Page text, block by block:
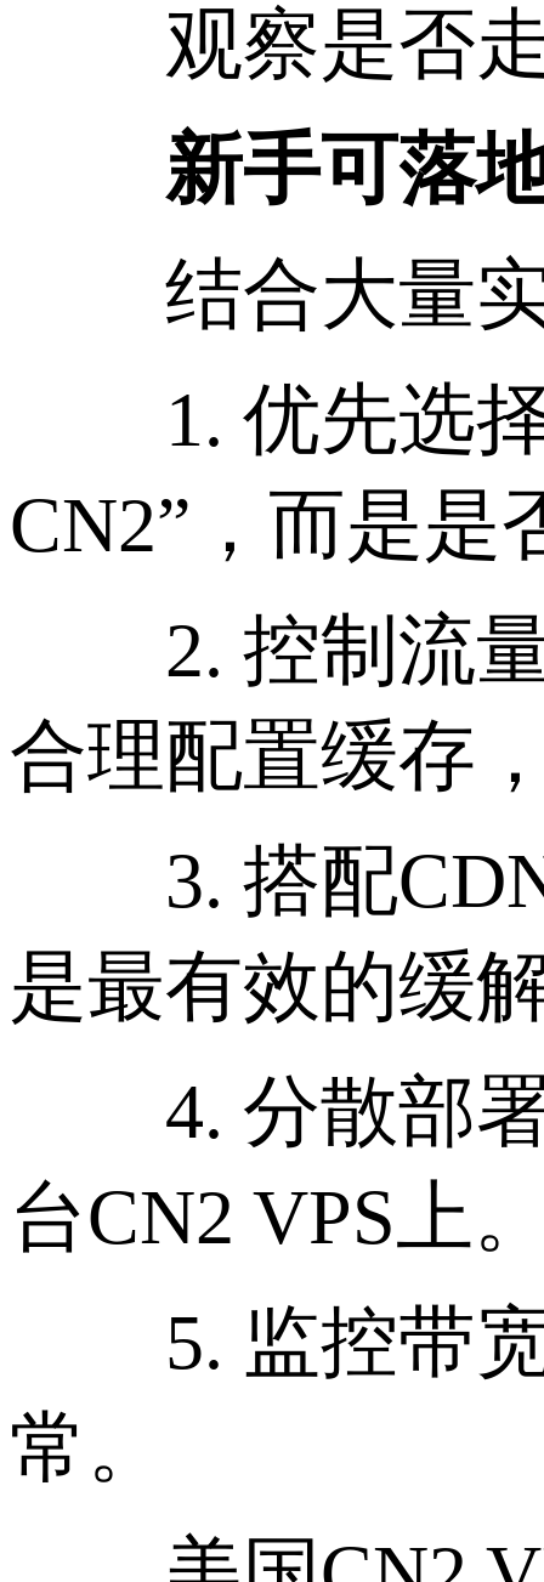
观察是否走
新手可落地
结合大量实
1. 优先选择
CN2”，而是是
2. 控制流量
合理配置缓存
3. 搭配CDN
是最有效的缓
4. 分散部署
台CN2 VPS上
5. 监控带宽
常。